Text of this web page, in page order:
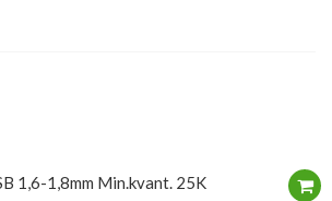
1,6-1,8mm Min.kvant. 25K